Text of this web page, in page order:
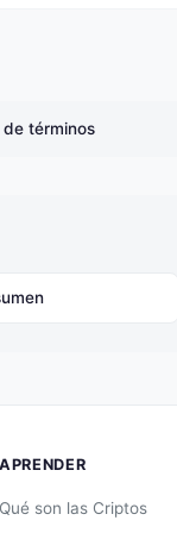
de términos
APRENDER
Qué son las Criptos